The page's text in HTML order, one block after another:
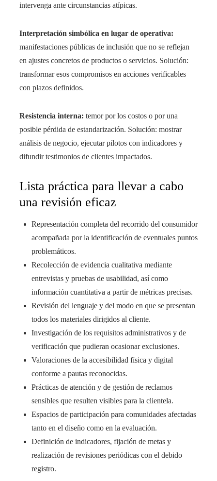
intervenga ante circunstancias atípicas.
Interpretación simbólica en lugar de operativa:
manifestaciones públicas de inclusión que no se reflejan
en ajustes concretos de productos o servicios. Solución:
transformar esos compromisos en acciones verificables
con plazos definidos.
Resistencia interna: temor por los costos o por una
posible pérdida de estandarización. Solución: mostrar
análisis de negocio, ejecutar pilotos con indicadores y
difundir testimonios de clientes impactados.
Lista práctica para llevar a cabo
una revisión eficaz
Representación completa del recorrido del consumidor
acompañada por la identificación de eventuales puntos
problemáticos.
Recolección de evidencia cualitativa mediante
entrevistas y pruebas de usabilidad, así como
información cuantitativa a partir de métricas precisas.
Revisión del lenguaje y del modo en que se presentan
todos los materiales dirigidos al cliente.
Investigación de los requisitos administrativos y de
verificación que pudieran ocasionar exclusiones.
Valoraciones de la accesibilidad física y digital
conforme a pautas reconocidas.
Prácticas de atención y de gestión de reclamos
sensibles que resulten visibles para la clientela.
Espacios de participación para comunidades afectadas
tanto en el diseño como en la evaluación.
Definición de indicadores, fijación de metas y
realización de revisiones periódicas con el debido
registro.